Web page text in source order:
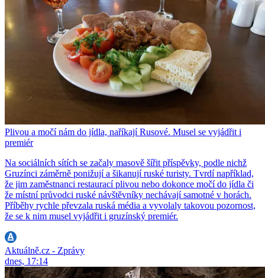
Plivou a močí nám do jídla, naříkají Rusové. Musel se vyjádřit i
premiér
Na sociálních sítích se začaly masově šířit příspěvky, podle nichž
Gruzínci záměrně ponižují a šikanují ruské turisty. Tvrdí například,
že jim zaměstnanci restaurací plivou nebo dokonce močí do jídla či
že místní průvodci ruské návštěvníky nechávají samotné v horách.
Příběhy rychle převzala ruská média a vyvolaly takovou pozornost,
že se k nim musel vyjádřit i gruzínský premiér.
Aktuálně.cz - Zprávy
dnes, 17:14